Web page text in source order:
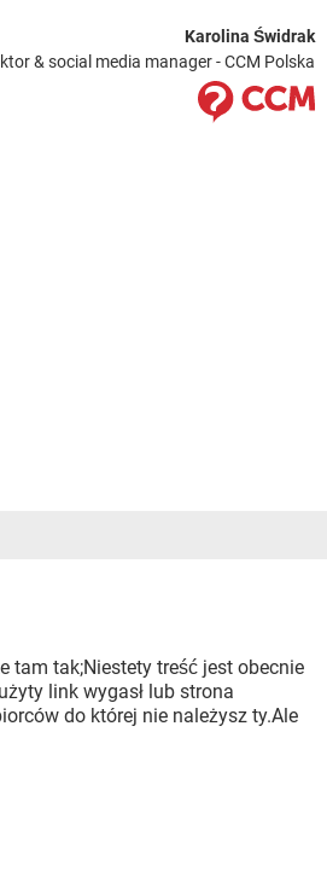
Karolina Świdrak
& social media manager - CCM Polska
tam tak;Niestety treść jest obecnie
link wygasł lub strona
do której nie należysz ty.Ale